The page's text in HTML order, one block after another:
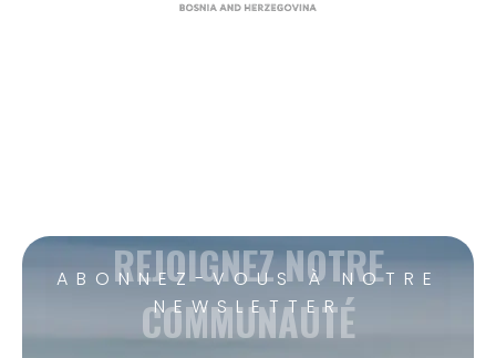
ABONNEZ-VOUS À NOTRE
NEWSLETTER
REJOIGNEZ NOTRE
COMMUNAUTÉ